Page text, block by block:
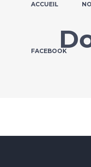
ACCUEIL
FACEBOOK